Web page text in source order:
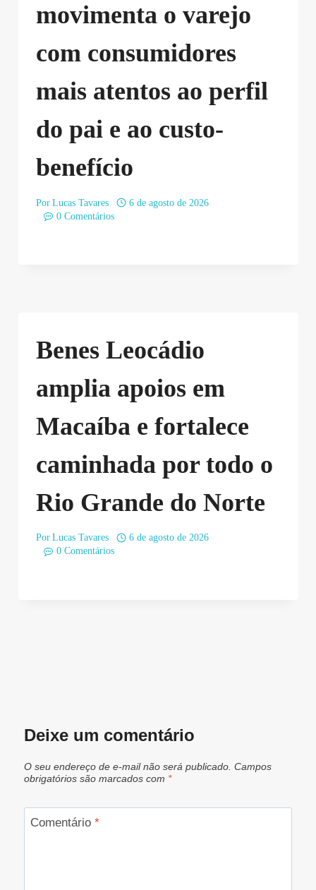
movimenta o varejo
com consumidores
mais atentos ao perfil
do pai e ao custo-
benefício
Por Lucas Tavares
6 de agosto de 2026
0 Comentários
Benes Leocádio
amplia apoios em
Macaíba e fortalece
caminhada por todo o
Rio Grande do Norte
Por Lucas Tavares
6 de agosto de 2026
0 Comentários
Deixe um comentário
O seu endereço de e-mail não será publicado. Campos
obrigatórios são marcados com *
Comentário *